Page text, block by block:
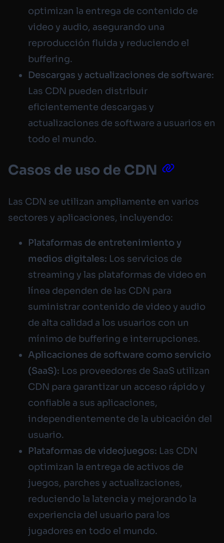
optimizan la entrega de contenido de
video y audio, asegurando una
reproducción fluida y reduciendo el
buffering.
Descargas y actualizaciones de software:
Las CDN pueden distribuir
eficientemente descargas y
actualizaciones de software a usuarios en
todo el mundo.
Casos de uso de CDN
Las CDN se utilizan ampliamente en varios
sectores y aplicaciones, incluyendo:
Plataformas de entretenimiento y
medios digitales: Los servicios de
streaming y las plataformas de video en
línea dependen de las CDN para
suministrar contenido de video y audio
de alta calidad a los usuarios con un
mínimo de buffering e interrupciones.
Aplicaciones de software como servicio
(SaaS): Los proveedores de SaaS utilizan
CDN para garantizar un acceso rápido y
confiable a sus aplicaciones,
independientemente de la ubicación del
usuario.
Plataformas de videojuegos: Las CDN
optimizan la entrega de activos de
juegos, parches y actualizaciones,
reduciendo la latencia y mejorando la
experiencia del usuario para los
jugadores en todo el mundo.